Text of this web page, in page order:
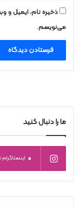
ذخیره نام، ایمیل و
می‌نویسم.
ما را دنبال کنید
0